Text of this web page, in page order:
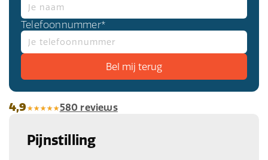
Telefoonnummer*
4,9 580 reviews
Pijnstilling